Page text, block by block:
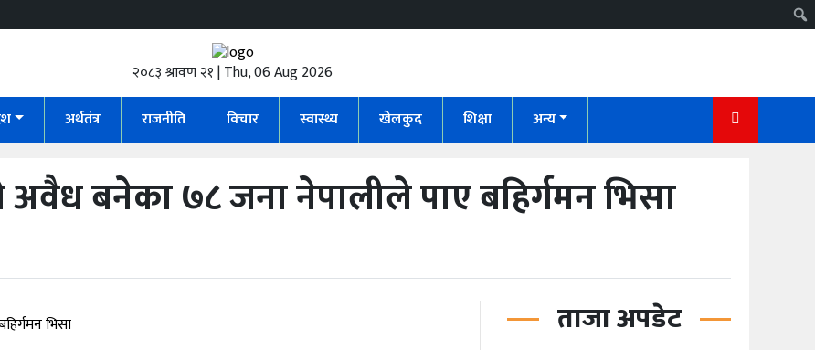
२०८३ श्रावण २१ | Thu, 06 Aug 2026
अर्थतंत्र राजनीति विचार स्वास्थ्य खेलकुद शिक्षा अन्य
अवैध बनेका ७८ जना नेपालीले पाए बहिर्गमन भिसा
ताजा अपडेट